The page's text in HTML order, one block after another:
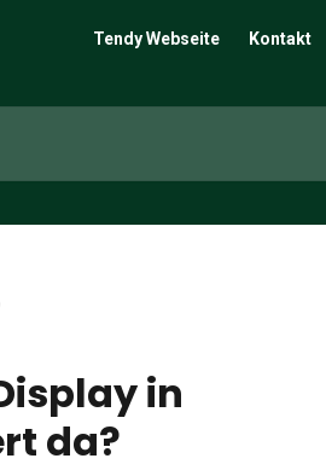
Tendy Webseite Kontakt
in
da?